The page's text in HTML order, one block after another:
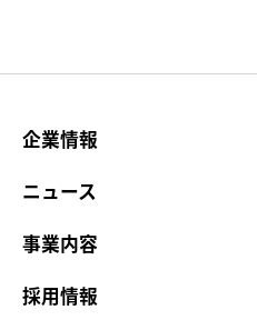
企業情報
ニュース
事業内容
採用情報